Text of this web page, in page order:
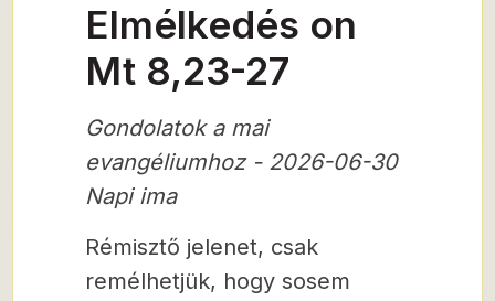
Elmélkedés on
Mt 8,23-27
Gondolatok a mai
evangéliumhoz - 2026-06-30
Napi ima
Rémisztő jelenet, csak
remélhetjük, hogy sosem